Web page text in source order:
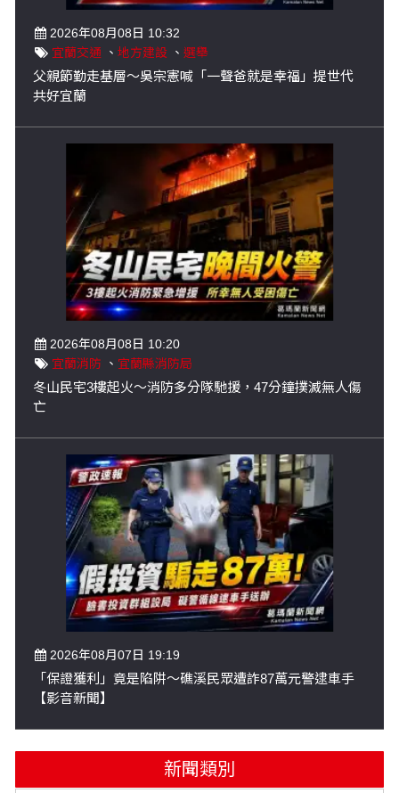
2026年08月08日 10:32
宜蘭交通 、 地方建設 、 選舉
父親節勤走基層～吳宗憲喊「一聲爸就是幸福」提世代
共好宜蘭
2026年08月08日 10:20
宜蘭消防 、 宜蘭縣消防局
冬山民宅3樓起火～消防多分隊馳援，47分鐘撲滅無人傷
亡
2026年08月07日 19:19
「保證獲利」竟是陷阱～礁溪民眾遭詐87萬元警逮車手
【影音新聞】
新聞類別